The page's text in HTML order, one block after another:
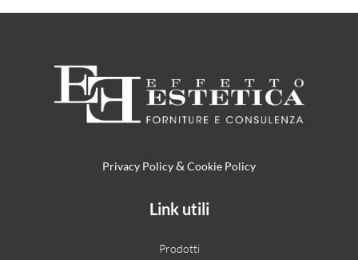
Privacy Policy& Cookie Policy
Link utili
Prodotti